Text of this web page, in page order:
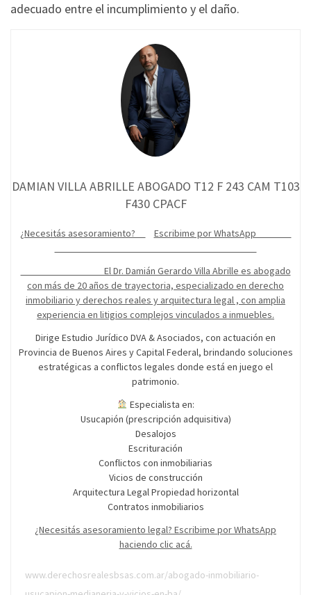
adecuado entre el incumplimiento y el daño.
DAMIAN VILLA ABRILLE ABOGADO T12 F 243 CAM T103
F430 CPACF
¿Necesitás asesoramiento? Escribime por WhatsApp
El Dr. Damián Gerardo Villa Abrille es abogado
con más de 20 años de trayectoria, especializado en derecho
inmobiliario y derechos reales y arquitectura legal , con amplia
experiencia en litigios complejos vinculados a inmuebles.
Dirige Estudio Jurídico DVA & Asociados, con actuación en
Provincia de Buenos Aires y Capital Federal, brindando soluciones
estratégicas a conflictos legales donde está en juego el
patrimonio.
Especialista en:
Usucapión (prescripción adquisitiva)
Desalojos
Escrituración
Conflictos con inmobiliarias
Vicios de construcción
Arquitectura Legal Propiedad horizontal
Contratos inmobiliarios
¿Necesitás asesoramiento legal? Escribime por WhatsApp
haciendo clic acá.
www.derechosrealesbsas.com.ar/abogado-inmobiliario-